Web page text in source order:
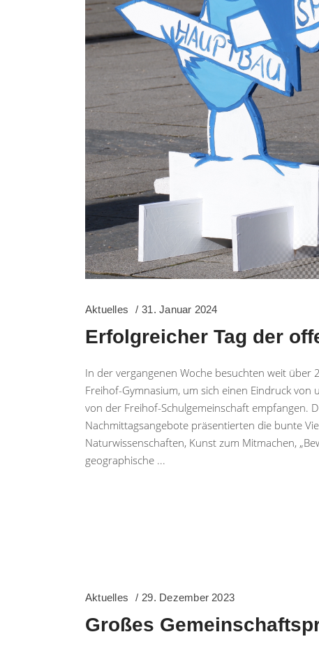
Aktuelles 31. Januar 2024
Erfolgreicher Tag der
In der vergangenen Woche besuchten weit über
Freihof-Gymnasium, um sich einen Eindruck
von der Freihof-Schulgemeinschaft empfangen.
Nachmittagsangebote präsentierten die bunte
Naturwissenschaften, Kunst zum Mitmachen,
geographische
Aktuelles 29. Dezember 2023
Großes